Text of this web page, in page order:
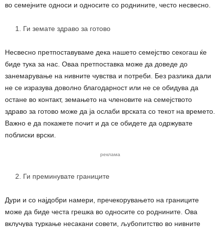
во семејните односи и односите со роднините, често несвесно.
Ги земате здраво за готово
Несвесно претпоставуваме дека нашето семејство секогаш ќе
биде тука за нас. Оваа претпоставка може да доведе до
занемарување на нивните чувства и потреби. Без разлика дали
не се изразува доволно благодарност или не се обидува да
остане во контакт, земањето на членовите на семејството
здраво за готово може да ја ослаби врската со текот на времето.
Важно е да покажете почит и да се обидете да одржувате
поблиски врски.
реклама
Ги преминувате границите
Дури и со најдобри намери, пречекорувањето на границите
може да биде честа грешка во односите со роднините. Ова
вклучува туркање несакани совети, љубопитство во нивните